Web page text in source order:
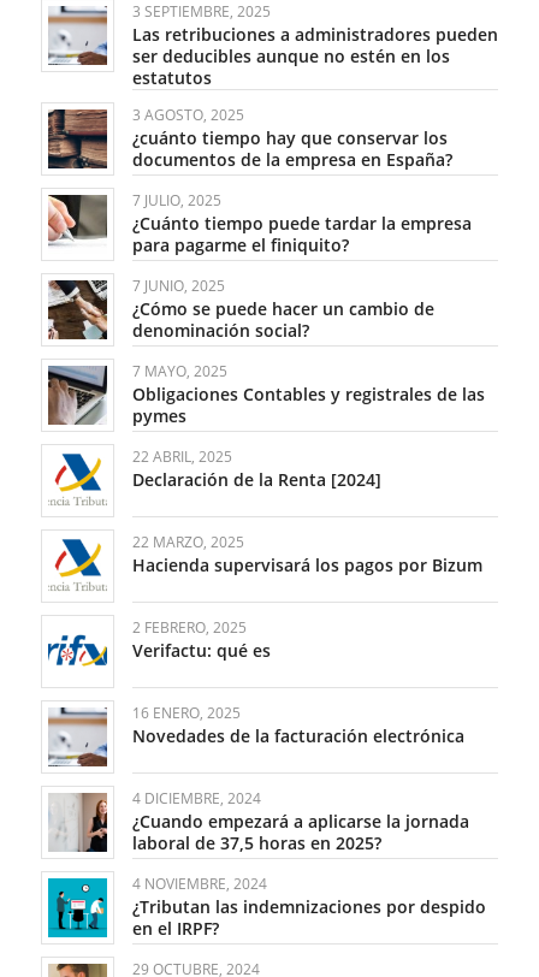
3 SEPTIEMBRE, 2025
Las retribuciones a administradores pueden
ser deducibles aunque no estén en los
estatutos
3 AGOSTO, 2025
¿cuánto tiempo hay que conservar los
documentos de la empresa en España?
7 JULIO, 2025
¿Cuánto tiempo puede tardar la empresa
para pagarme el finiquito?
7 JUNIO, 2025
¿Cómo se puede hacer un cambio de
denominación social?
7 MAYO, 2025
Obligaciones Contables y registrales de las
pymes
22 ABRIL, 2025
Declaración de la Renta [2024]
22 MARZO, 2025
Hacienda supervisará los pagos por Bizum
2 FEBRERO, 2025
Verifactu: qué es
16 ENERO, 2025
Novedades de la facturación electrónica
4 DICIEMBRE, 2024
¿Cuando empezará a aplicarse la jornada
laboral de 37,5 horas en 2025?
4 NOVIEMBRE, 2024
¿Tributan las indemnizaciones por despido
en el IRPF?
29 OCTUBRE, 2024